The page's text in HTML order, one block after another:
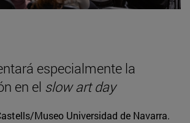
especialmente la
en el slow art day
Museo Universidad de Navarra.